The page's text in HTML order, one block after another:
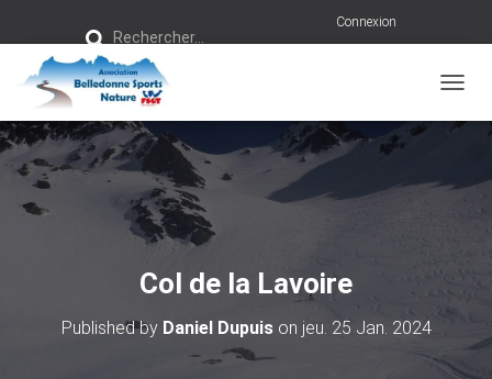
r
:
Rechercher…
Connexion
Col de la Lavoire
Published by Daniel Dupuison jeu. 25 Jan. 2024